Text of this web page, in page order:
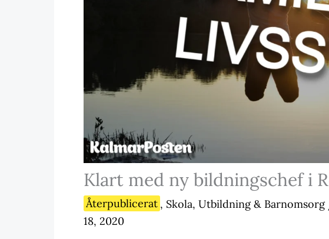
Klart med ny bildningschef i
Återpublicerat , Skola, Utbildning & Barnomsorg
18, 2020